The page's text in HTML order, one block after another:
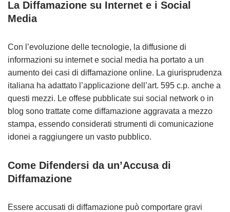
La Diffamazione su Internet e i Social
Media
Con l’evoluzione delle tecnologie, la diffusione di
informazioni su internet e social media ha portato a un
aumento dei casi di diffamazione online. La giurisprudenza
italiana ha adattato l’applicazione dell’art. 595 c.p. anche a
questi mezzi. Le offese pubblicate sui social network o in
blog sono trattate come diffamazione aggravata a mezzo
stampa, essendo considerati strumenti di comunicazione
idonei a raggiungere un vasto pubblico.
Come Difendersi da un’Accusa di
Diffamazione
Essere accusati di diffamazione può comportare gravi